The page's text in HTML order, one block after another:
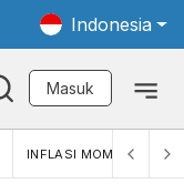
Indonesia
Masuk
INFLASI MOM (MAR)